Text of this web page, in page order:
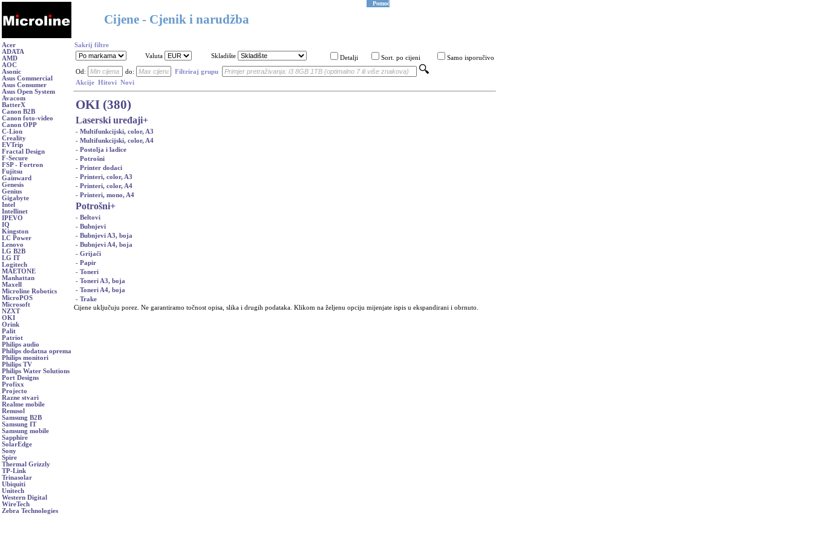
Cijene - Cjenik i narudžba
Pomoć
Acer
ADATA
AMD
AOC
Asonic
Asus Commercial
Asus Consumer
Asus Open System
Avacom
BatterX
Canon B2B
Canon foto-video
Canon OPP
C-Lion
Creality
EVTrip
Fractal Design
F-Secure
FSP - Fortron
Fujitsu
Gainward
Genesis
Genius
Gigabyte
Intel
Intellinet
IPEVO
IQ
Kingston
LC Power
Lenovo
LG B2B
LG IT
Logitech
MAETONE
Manhattan
Maxell
Microline Robotics
MicroPOS
Microsoft
NZXT
OKI
Orink
Palit
Patriot
Philips audio
Philips dodatna oprema
Philips monitori
Philips TV
Philips Water Solutions
Port Designs
Profixx
Projecto
Razne stvari
Realme mobile
Renusol
Samsung B2B
Samsung IT
Samsung mobile
Sapphire
SolarEdge
Sony
Spire
Thermal Grizzly
TP-Link
Trinasolar
Ubiquiti
Unitech
Western Digital
WireTech
Zebra Technologies
Sakrij filtre
Valuta
Skladište Detalji Sort. po cijeni Samo isporučivo
Od: do:
Filtriraj grupu
Akcije Hitovi Novi
OKI (380)
Laserski uređaji+
- Multifunkcijski, color, A3
- Multifunkcijski, color, A4
- Postolja i ladice
- Potrošni
- Printer dodaci
- Printeri, color, A3
- Printeri, color, A4
- Printeri, mono, A4
Potrošni+
- Beltovi
- Bubnjevi
- Bubnjevi A3, boja
- Bubnjevi A4, boja
- Grijači
- Papir
- Toneri
- Toneri A3, boja
- Toneri A4, boja
- Trake
Cijene uključuju porez. Ne garantiramo točnost opisa, slika i drugih podataka. Klikom na željenu opciju mijenjate ispis u ekspandirani i obrnuto.